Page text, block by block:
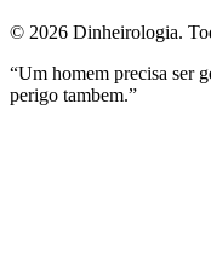
© 2026 Dinheirologia.
“Um homem precisa ser
perigo tambem.”